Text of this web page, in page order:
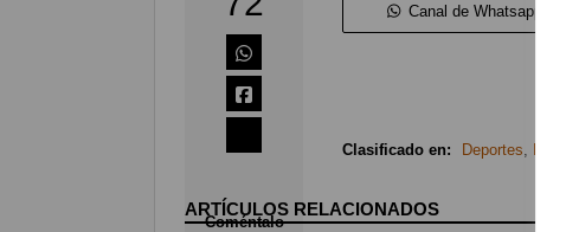
Coméntalo
Canal de Whatsapp
Clasificado en: Deportes
ARTÍCULOS RELACIONADOS